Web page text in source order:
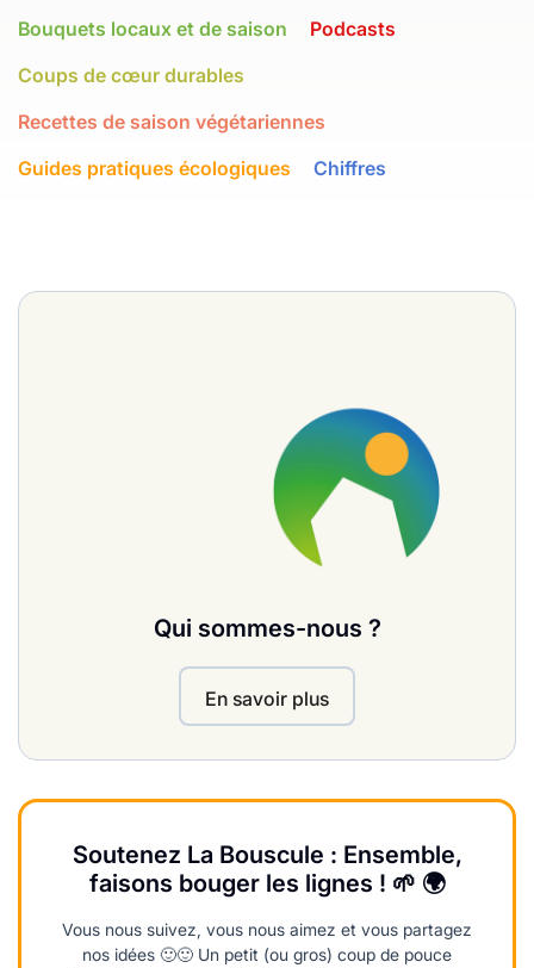
Bouquets locaux et de saison
Podcasts
Coups de cœur durables
Recettes de saison végétariennes
Guides pratiques écologiques
Chiffres
Qui sommes-nous ?
En savoir plus
Soutenez La Bouscule : Ensemble,
faisons bouger les lignes ! 🌱 🌍
Vous nous suivez, vous nous aimez et vous partagez
nos idées 🙂🙂 Un petit (ou gros) coup de pouce